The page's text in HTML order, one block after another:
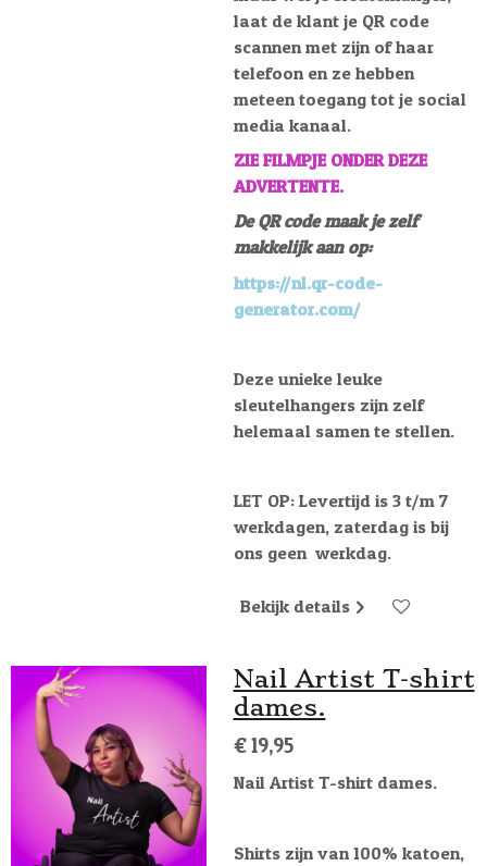
laat de klant je QR code
scannen met zijn of haar
telefoon en ze hebben
meteen toegang tot je social
media kanaal.
ZIE FILMPJE ONDER DEZE
ADVERTENTE.
De QR code maak je zelf
makkelijk aan op:
https://nl.qr-code-
generator.com/
Deze unieke leuke
sleutelhangers zijn zelf
helemaal samen te stellen.
LET OP: Levertijd is 3 t/m 7
werkdagen, zaterdag is bij
ons geen werkdag.
Bekijk details
Nail Artist T-shirt
dames.
€ 19,95
Nail Artist T-shirt dames.
Shirts zijn van 100% katoen,